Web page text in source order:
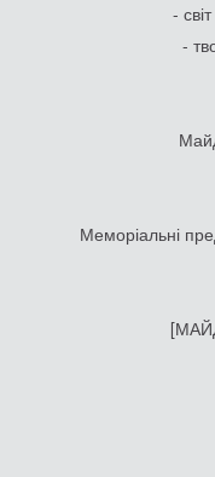
-
-
Меморіальні